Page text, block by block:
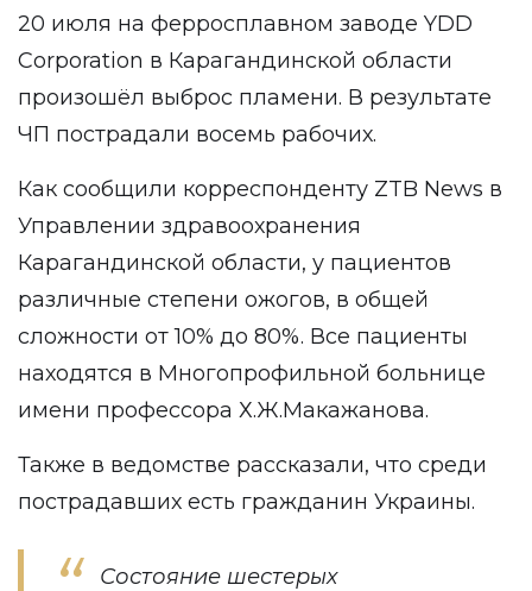
20 июля на ферросплавном заводе YDD
Corporation в Карагандинской области
произошёл выброс пламени. В результате
ЧП пострадали восемь рабочих.
Как сообщили корреспонденту ZTB News в
Управлении здравоохранения
Карагандинской области, у пациентов
различные степени ожогов, в общей
сложности от 10% до 80%. Все пациенты
находятся в Многопрофильной больнице
имени профессора Х.Ж.Макажанова.
Также в ведомстве рассказали, что среди
пострадавших есть гражданин Украины.
Состояние шестерых